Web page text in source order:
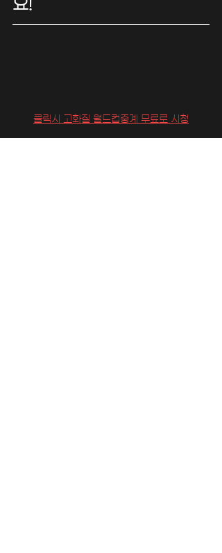
요!
클릭시 고화질 월드컵중계 무료로 시청